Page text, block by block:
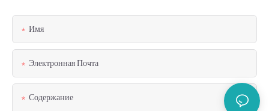
Имя
Электронная Почта
Содержание